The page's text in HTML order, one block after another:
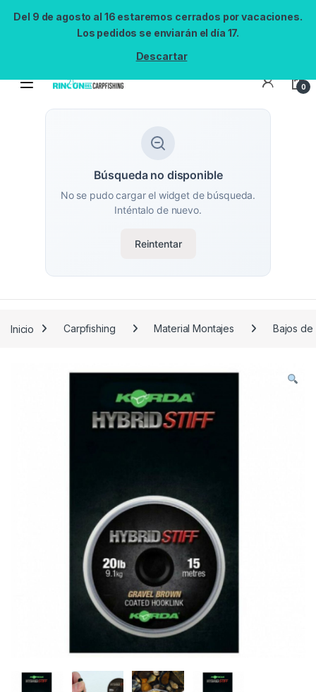
Del 9 de agosto al 16 estaremos cerrados por vacaciones.
Los pedidos se enviarán el día 17.
Descartar
0
Búsqueda no disponible
No se pudo cargar el widget de búsqueda.
Inténtalo de nuevo.
Reintentar
Inicio Carpfishing Material Montajes Bajos de